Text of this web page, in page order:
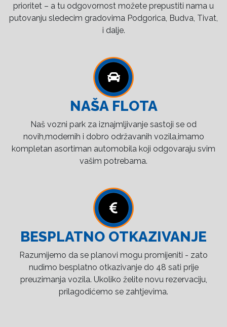
prioritet – a tu odgovornost možete prepustiti nama u
putovanju sledecim gradovima Podgorica, Budva, Tivat,
i dalje.
NAŠA FLOTA
Naš vozni park za iznajmljivanje sastoji se od
novih,modernih i dobro održavanih vozila,imamo
kompletan asortiman automobila koji odgovaraju svim
vašim potrebama.
BESPLATNO OTKAZIVANJE
Razumijemo da se planovi mogu promijeniti - zato
nudimo besplatno otkazivanje do 48 sati prije
preuzimanja vozila. Ukoliko želite novu rezervaciju,
prilagodićemo se zahtjevima.